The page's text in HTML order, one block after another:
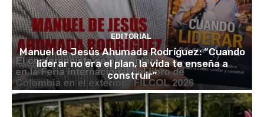
EDITORIAL
Manuel de Jesús Ahumada Rodríguez: “Cuando
liderar no era el plan, la vida te enseña a
construir”